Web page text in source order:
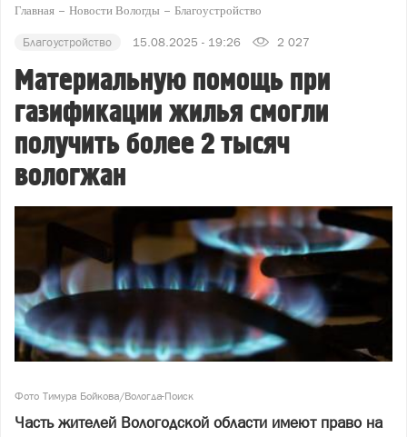
Главная Новости Вологды Благоустройство
Благоустройство 15.08.2025 - 19:26 2 027
Материальную помощь при
газификации жилья смогли
получить более 2 тысяч
вологжан
Фото Тимура Бойкова/Вологда-Поиск
Часть жителей Вологодской области имеют право на